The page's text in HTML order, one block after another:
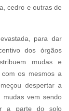
cedro e outras de
para dar
dos órgãos
mudas e
os mesmos a
despertar a
vem sendo
a parte do solo